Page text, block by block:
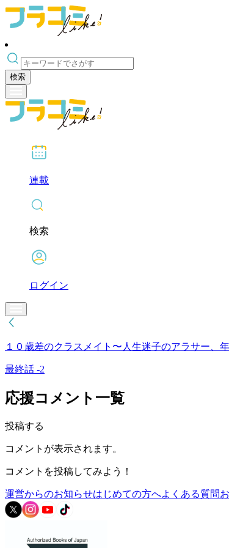
検索
連載
検索
ログイン
１０歳差のクラスメイト〜人生迷子のアラサー、
最終話 -2
応援コメント一覧
投稿する
コメントが表示されます。
コメントを投稿してみよう！
運営からのお知らせはじめての方へよくある質問